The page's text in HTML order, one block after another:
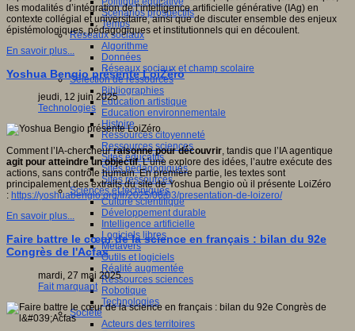
Scénarios prospectifs
Temps
Réseaux sociaux
Algorithme
Données
Réseaux sociaux et champ scolaire
Sélection de ressources
Bibliographies
Education artistique
Education environnementale
Histoire
Ressources citoyenneté
Ressources sciences
Sites éducatifs
Sites pédagogiques
Sites ressources
Sciences et techniques
Culture scientifique
Développement durable
Intelligence artificielle
Logiciels libres
Métavers
Outils et logiciels
Réalité augmentée
Ressources sciences
Robotique
Technologies
Société
Acteurs des territoires
les modalités d’intégration de l’intelligence artificielle générative (IAg) en
contexte collégial et universitaire, ainsi que de discuter ensemble des enjeux
épistémologiques, pédagogiques et institutionnels qui en découlent.
En savoir plus...
Yoshua Bengio présente LoiZéro
jeudi, 12 juin 2025
Technologies
Comment l’IA-chercheurraisonne pour découvrir, tandis que l’IA agentique
agit pour atteindre un objectif. L’une explore des idées, l’autre exécute des
actions, sans contrôle humain. En première partie, les textes sont
principalement des extraits du site de Yoshua Bengio où il présente LoiZéro
: https://yoshuabengio.org/fr/2025/06/03/presentation-de-loizero/
En savoir plus...
Faire battre le cœur de la science en français : bilan du 92e
Congrès de l'Acfas
mardi, 27 mai 2025
Fait marquant